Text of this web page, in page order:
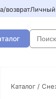
возвратЛичный
Каталог /